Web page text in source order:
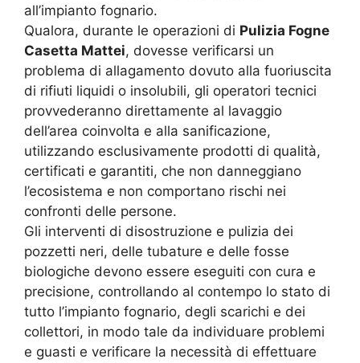
all’impianto fognario.
Qualora, durante le operazioni di Pulizia Fogne
Casetta Mattei, dovesse verificarsi un
problema di allagamento dovuto alla fuoriuscita
di rifiuti liquidi o insolubili, gli operatori tecnici
provvederanno direttamente al lavaggio
dell’area coinvolta e alla sanificazione,
utilizzando esclusivamente prodotti di qualità,
certificati e garantiti, che non danneggiano
l’ecosistema e non comportano rischi nei
confronti delle persone.
Gli interventi di disostruzione e pulizia dei
pozzetti neri, delle tubature e delle fosse
biologiche devono essere eseguiti con cura e
precisione, controllando al contempo lo stato di
tutto l’impianto fognario, degli scarichi e dei
collettori, in modo tale da individuare problemi
e guasti e verificare la necessità di effettuare